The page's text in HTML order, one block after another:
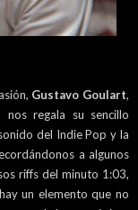
Gustavo Goulart,
regala su sencillo
del Indie Pop y la
a algunos
riffs del minuto 1:03,
un elemento que no